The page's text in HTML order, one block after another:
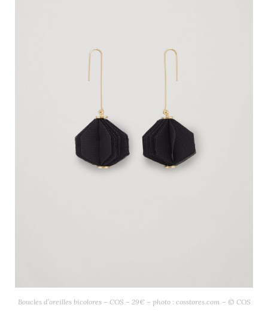
Boucles d’oreilles bicolores – COS – 29€ – photo : cosstores.com – © COS